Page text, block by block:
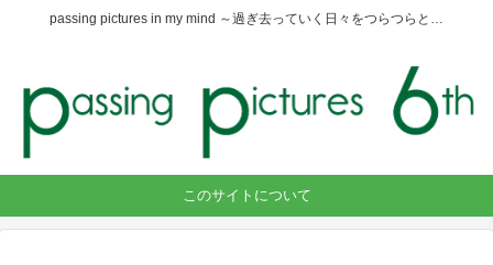
passing pictures in my mind ～過ぎ去っていく日々をつらつらと…
このサイトについて